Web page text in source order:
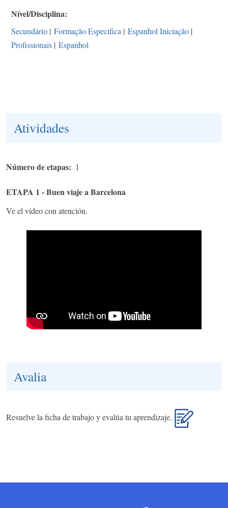
Nível/Disciplina
Secundário | Formação Específica | Espanhol Iniciação |
Profissionais | Espanhol
Atividades
Número de etapas 1
ETAPA 1 - Buen viaje a Barcelona
Ve el vídeo con atención.
Avalia
Resuelve la ficha de trabajo y evalúa tu aprendizaje.